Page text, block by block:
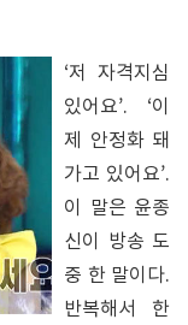
‘저 자격지심
있어요’. ‘이
제 안정화 돼
가고 있어요’.
이 말은 윤종
신이 방송 도
중 한 말이다.
반복해서 한